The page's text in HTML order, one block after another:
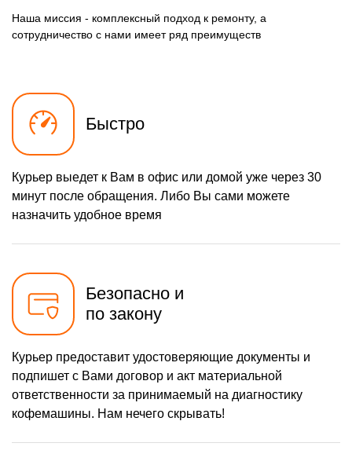
Замена прокладок,
хомутов, скобок, колец
400 р
Не закрывается
дренажный клапан
Ремонт температурного
датчика
Очистка от накипи
970 р
Заказать
Ремонт электромагнитного
клапана
920 р
Комплексная
2500 р
Ремонт
микровыключателя
Ремонт мультиклапана
930 р
Чистка с разбором
1050 р
Ремонт бойлера
900 р
Наша миссия - комплексный подход к ремонту, а
сотрудничество с нами имеет ряд преимуществ
Быстро
Курьер выедет к Вам в офис или домой уже через 30
минут после обращения. Либо Вы сами можете
назначить удобное время
Безопасно и
по закону
Курьер предоставит удостоверяющие документы и
подпишет с Вами договор и акт материальной
ответственности за принимаемый на диагностику
кофемашины. Нам нечего скрывать!